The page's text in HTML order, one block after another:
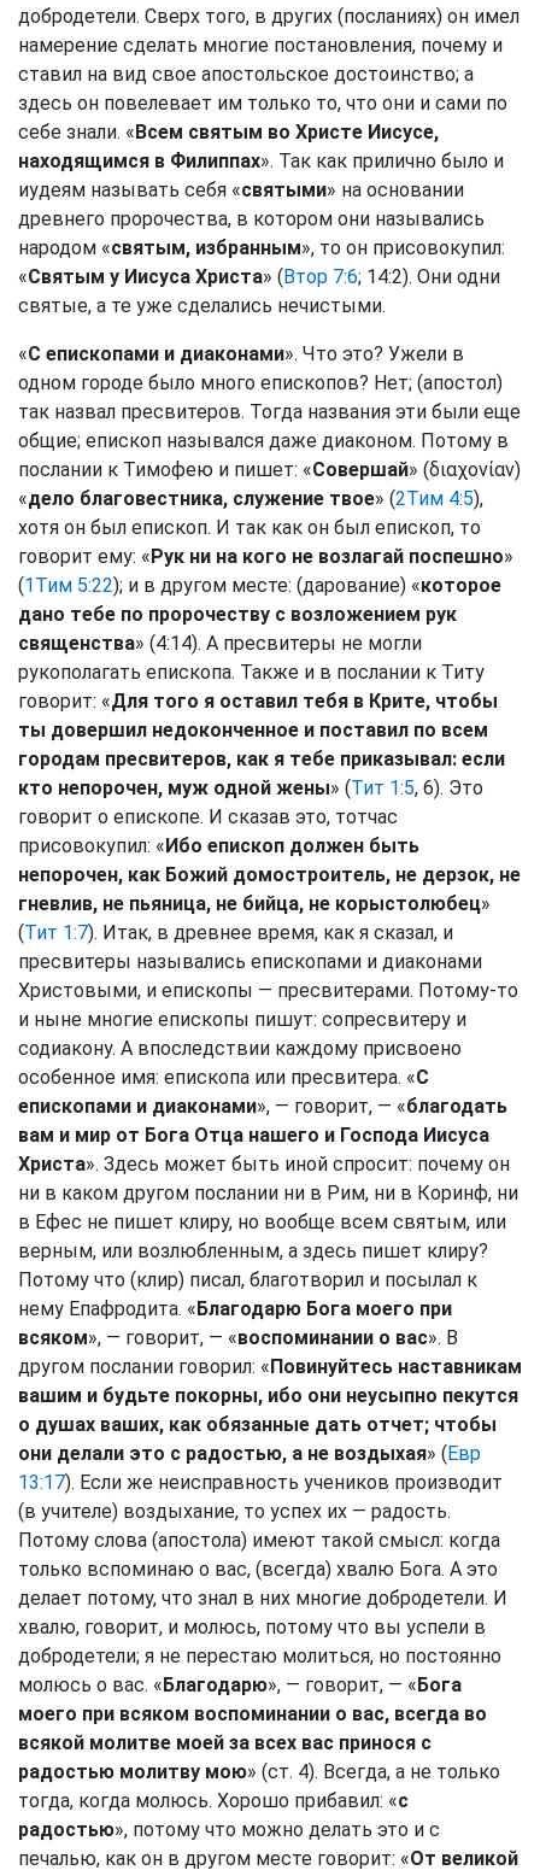
добродетели. Сверх того, в других (посланиях) он имел
намерение сделать многие постановления, почему и
ставил на вид свое апостольское достоинство; а
здесь он повелевает им только то, что они и сами по
себе знали. «Всем святым во Христе Иисусе,
находящимся в Филиппах». Так как прилично было и
иудеям называть себя «святыми» на основании
древнего пророчества, в котором они назывались
народом «святым, избранным», то он присовокупил:
«Святым у Иисуса Христа» (Втор 7:6; 14:2). Они одни
святые, а те уже сделались нечистыми.
«С епископами и диаконами». Что это? Ужели в
одном городе было много епископов? Нет; (апостол)
так назвал пресвитеров. Тогда названия эти были еще
общие; епископ назывался даже диаконом. Потому в
послании к Тимофею и пишет: «Совершай» (διαχονίαν)
«дело благовестника, служение твое» (2Тим 4:5),
хотя он был епископ. И так как он был епископ, то
говорит ему: «Рук ни на кого не возлагай поспешно»
(1Тим 5:22); и в другом месте: (дарование) «которое
дано тебе по пророчеству с возложением рук
священства» (4:14). А пресвитеры не могли
рукополагать епископа. Также и в послании к Титу
говорит: «Для того я оставил тебя в Крите, чтобы
ты довершил недоконченное и поставил по всем
городам пресвитеров, как я тебе приказывал: если
кто непорочен, муж одной жены» (Тит 1:5, 6). Это
говорит о епископе. И сказав это, тотчас
присовокупил: «Ибо епископ должен быть
непорочен, как Божий домостроитель, не дерзок, не
гневлив, не пьяница, не бийца, не корыстолюбец»
(Тит 1:7). Итак, в древнее время, как я сказал, и
пресвитеры назывались епископами и диаконами
Христовыми, и епископы — пресвитерами. Потому-то
и ныне многие епископы пишут: сопресвитеру и
содиакону. А впоследствии каждому присвоено
особенное имя: епископа или пресвитера. «С
епископами и диаконами», — говорит, — «благодать
вам и мир от Бога Отца нашего и Господа Иисуса
Христа». Здесь может быть иной спросит: почему он
ни в каком другом послании ни в Рим, ни в Коринф, ни
в Ефес не пишет клиру, но вообще всем святым, или
верным, или возлюбленным, а здесь пишет клиру?
Потому что (клир) писал, благотворил и посылал к
нему Епафродита. «Благодарю Бога моего при
всяком», — говорит, — «воспоминании о вас». В
другом послании говорил: «Повинуйтесь наставникам
вашим и будьте покорны, ибо они неусыпно пекутся
о душах ваших, как обязанные дать отчет; чтобы
они делали это с радостью, а не воздыхая» (Евр
13:17). Если же неисправность учеников производит
(в учителе) воздыхание, то успех их — радость.
Потому слова (апостола) имеют такой смысл: когда
только вспоминаю о вас, (всегда) хвалю Бога. А это
делает потому, что знал в них многие добродетели. И
хвалю, говорит, и молюсь, потому что вы успели в
добродетели; я не перестаю молиться, но постоянно
молюсь о вас. «Благодарю», — говорит, — «Бога
моего при всяком воспоминании о вас, всегда во
всякой молитве моей за всех вас принося с
радостью молитву мою» (ст. 4). Всегда, а не только
тогда, когда молюсь. Хорошо прибавил: «с
радостью», потому что можно делать это и с
печалью, как он в другом месте говорит: «От великой